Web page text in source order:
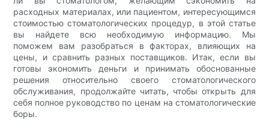
расходных материалах, или пациентом, интересующимся
стоимостью стоматологических процедур, в этой статье
вы найдете всю необходимую информацию. Мы
поможем вам разобраться в факторах, влияющих на
цены, и сравнить разных поставщиков. Итак, если вы
готовы экономить деньги и принимать обоснованные
решения относительно своего стоматологического
обслуживания, продолжайте читать, чтобы открыть для
себя полное руководство по ценам на стоматологические
боры.